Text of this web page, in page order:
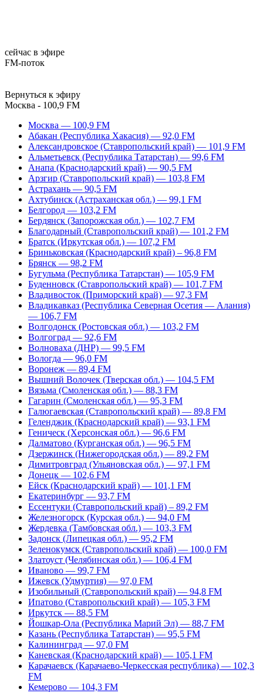
сейчас в эфире
FM-поток
Вернуться к эфиру
Москва - 100,9 FM
Москва — 100,9 FM
Абакан (Республика Хакасия) — 92,0 FM
Александровское (Ставропольский край) — 101,9 FM
Альметьевск (Республика Татарстан) — 99,6 FM
Анапа (Краснодарский край) — 90,5 FM
Арзгир (Ставропольский край) — 103,8 FM
Астрахань — 90,5 FM
Ахтубинск (Астраханская обл.) — 99,1 FM
Белгород — 103,2 FM
Бердянск (Запорожская обл.) — 102,7 FM
Благодарный (Ставропольский край) — 101,2 FM
Братск (Иркутская обл.) — 107,2 FM
Бриньковская (Краснодарский край) – 96,8 FM
Брянск — 98,2 FM
Бугульма (Республика Татарстан) — 105,9 FM
Буденновск (Ставропольский край) — 101,7 FM
Владивосток (Приморский край) — 97,3 FM
Владикавказ (Республика Северная Осетия — Алания)
— 106,7 FM
Волгодонск (Ростовская обл.) — 103,2 FM
Волгоград — 92,6 FM
Волноваха (ДНР) — 99,5 FM
Вологда — 96,0 FM
Воронеж — 89,4 FM
Вышний Волочек (Тверская обл.) — 104,5 FM
Вязьма (Смоленская обл.) — 88,3 FM
Гагарин (Смоленская обл.) — 95,3 FM
Галюгаевская (Ставропольский край) — 89,8 FM
Геленджик (Краснодарский край) — 93,1 FM
Геническ (Херсонская обл.) — 96,6 FM
Далматово (Курганская обл.) — 96,5 FM
Дзержинск (Нижегородская обл.) — 89,2 FM
Димитровград (Ульяновская обл.) — 97,1 FM
Донецк — 102,6 FM
Ейск (Краснодарский край) — 101,1 FM
Екатеринбург — 93,7 FM
Ессентуки (Ставропольский край) – 89,2 FM
Железногорск (Курская обл.) — 94,0 FM
Жердевка (Тамбовская обл.) — 103,3 FM
Задонск (Липецкая обл.) — 95,2 FM
Зеленокумск (Ставропольский край) — 100,0 FM
Златоуст (Челябинская обл.) — 106,4 FM
Иваново — 99,7 FM
Ижевск (Удмуртия) — 97,0 FM
Изобильный (Ставропольский край) — 94,8 FM
Ипатово (Ставропольский край) — 105,3 FM
Иркутск — 88,5 FM
Йошкар-Ола (Республика Марий Эл) — 88,7 FM
Казань (Республика Татарстан) — 95,5 FM
Калининград — 97,0 FM
Каневская (Краснодарский край) — 105,1 FM
Карачаевск (Карачаево-Черкесская республика) — 102,3
FM
Кемерово — 104,3 FM